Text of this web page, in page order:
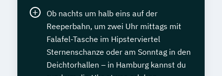
Ob nachts um halb eins auf der
Reeperbahn, um zwei Uhr mittags mit
Falafel-Tasche im Hipsterviertel
Sternenschanze oder am Sonntag in den
Deichtorhallen – in Hamburg kannst du